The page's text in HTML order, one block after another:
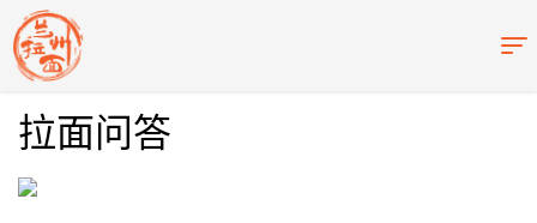
拉面问答